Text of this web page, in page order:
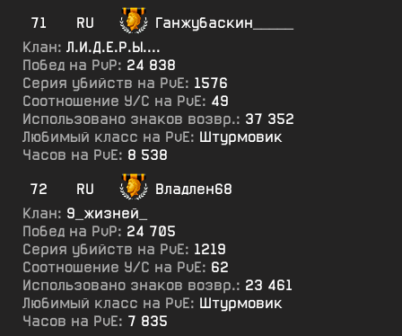
71
RU
Ганжубаскин_____
Клан: Л.И.Д.Е.Р.Ы....
Побед на PvP: 24 838
Серия убийств на PvE: 1576
Соотношение У/С на PvE: 49
Использовано знаков возвр.: 37 352
Любимый класс на PvE: Штурмовик
Часов на PvE: 8 538
72
RU
Владлен68
Клан: 9_жизней_
Побед на PvP: 24 705
Серия убийств на PvE: 1219
Соотношение У/С на PvE: 62
Использовано знаков возвр.: 23 461
Любимый класс на PvE: Штурмовик
Часов на PvE: 7 835